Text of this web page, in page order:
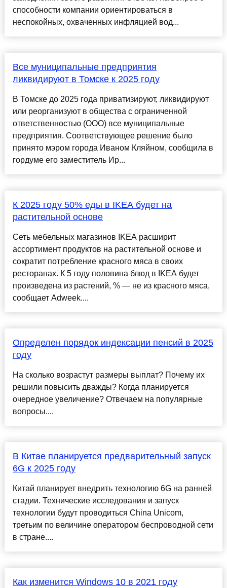
способности компании ориентироваться в
неспокойных, охваченных инфляцией вод...
Все муниципальные предприятия
ликвидируют в Томске к 2025 году
В Томске до 2025 года приватизируют, ликвидируют
или реорганизуют в общества с ограниченной
ответственностью (ООО) все муниципальные
предприятия. Соответствующее решение было
принято мэром города Иваном Кляйном, сообщила в
гордуме его заместитель Ир...
К 2025 году 50% еды в IKEA будет на
растительной основе
Сеть мебельных магазинов IKEA расширит
ассортимент продуктов на растительной основе и
сократит потребление красного мяса в своих
ресторанах. К 5 году половина блюд в IKEA будет
произведена из растений, % — не из красного мяса,
сообщает Adweek....
Определен порядок индексации пенсий в 2025
году
На сколько возрастут размеры выплат? Почему их
решили повысить дважды? Когда планируется
очередное увеличение? Отвечаем на популярные
вопросы....
В Китае планируется предварительный запуск
6G к 2025 году
Китай планирует внедрить технологию 6G на ранней
стадии. Технические исследования и запуск
технологии будут проводиться China Unicom,
третьим по величине оператором беспроводной сети
в стране....
Как изменится Windows 10 в 2021 году